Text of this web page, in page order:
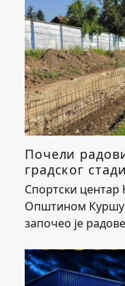
Почели
градског
Спортски центар
Општином
започео је